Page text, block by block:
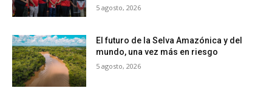
5 agosto, 2026
El futuro de la Selva Amazónica y del
mundo, una vez más en riesgo
5 agosto, 2026